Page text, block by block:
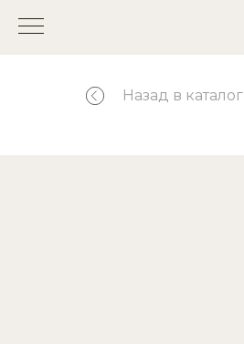
Назад в каталог